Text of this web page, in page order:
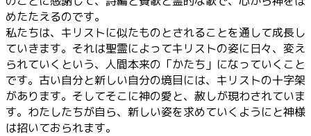
めたたえるのです。
私たちは、キリストに似たものとされることを通して成長し
ていきます。それは聖霊によってキリストの姿に日々、変え
られていくという、人間本来の「かたち」になっていくこと
です。古い自分と新しい自分の境目には、キリストの十字架
があります。そしてそこに神の愛と、赦しが現わされていま
す。わたしたちが自ら、新しい姿を求めていくようにと神様
は招いておられます。